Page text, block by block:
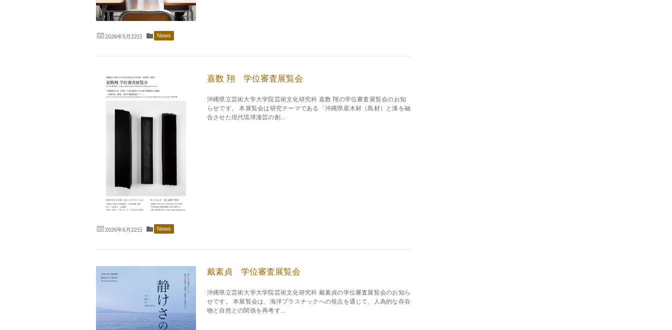
2026年5月22日 News
嘉数 翔 学位審査展覧会
沖縄県立芸術大学大学院芸術文化研究科 嘉数 翔の学位審査展覧会のお知
らせです。 本展覧会は研究テーマである「沖縄県産木材（島材）と漆を融
合させた現代琉球漆芸の創...
2026年5月22日 News
戴素貞 学位審査展覧会
沖縄県立芸術大学大学院芸術文化研究科 戴素貞の学位審査展覧会のお知ら
せです。 本展覧会は、海洋プラスチックへの視点を通じて、人為的な存在
物と自然との関係を再考す...